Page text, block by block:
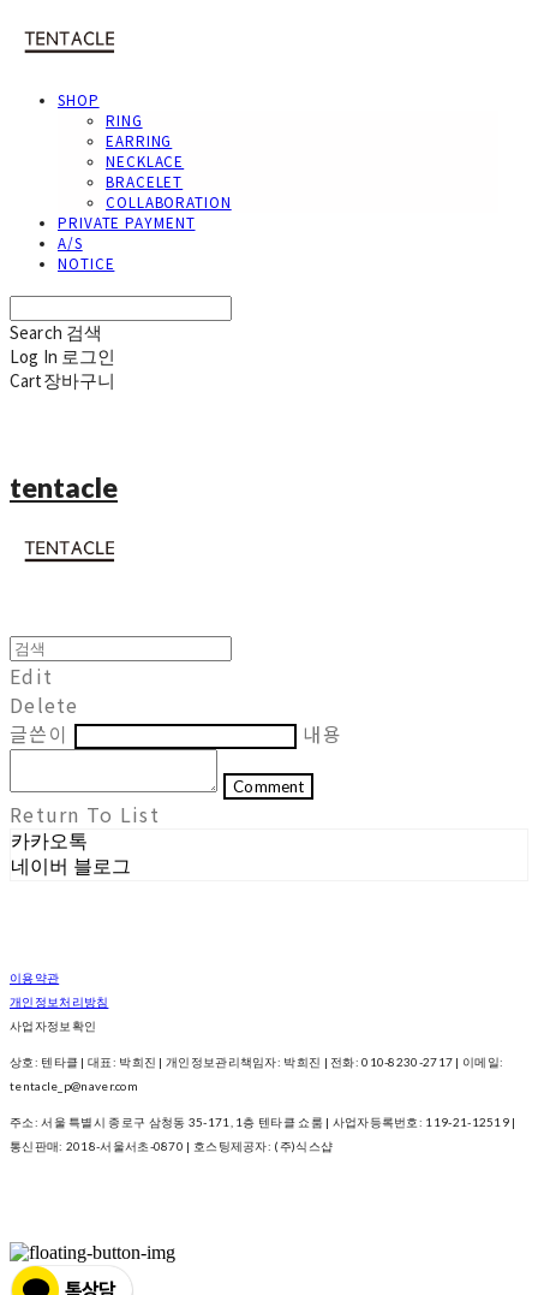
SHOP
RING
EARRING
NECKLACE
BRACELET
COLLABORATION
PRIVATE PAYMENT
A/S
NOTICE
Search 검색
Log In 로그인
Cart장바구니
tentacle
Edit
Delete
글쓴이
내용
Comment
Return To List
카카오톡
네이버 블로그
이용약관
개인정보처리방침
사업자정보확인
상호: 텐타클 | 대표: 박희진 | 개인정보관리책임자: 박희진 | 전화: 010-8230-2717 | 이메일:
tentacle_p@naver.com
주소: 서울 특별시 종로구 삼청동 35-171, 1층 텐타클 쇼룸 | 사업자등록번호: 119-21-12519 |
통신판매: 2018-서울서초-0870 | 호스팅제공자: (주)식스샵